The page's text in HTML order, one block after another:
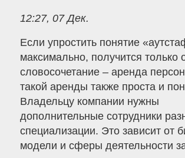
12:27, 07 Дек.
Если упростить понятие
максимально, получится только
словосочетание – аренда
такой аренды также проста и
Владельцу компании нужны
дополнительные сотрудники
специализации. Это зависит от
модели и сферы деятельности